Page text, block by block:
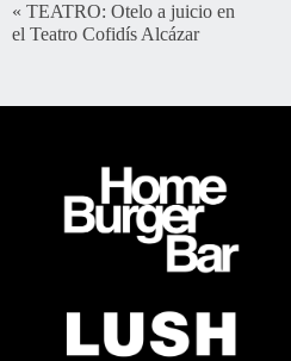
« TEATRO: Otelo a juicio en
el Teatro Cofidís Alcázar